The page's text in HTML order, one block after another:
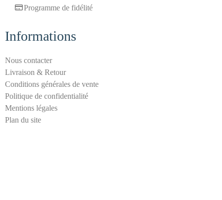
-
s
p
a
m
Programme de fidélité
Informations
Nous contacter
Livraison & Retour
Conditions générales de vente
Politique de confidentialité
Mentions légales
Plan du site